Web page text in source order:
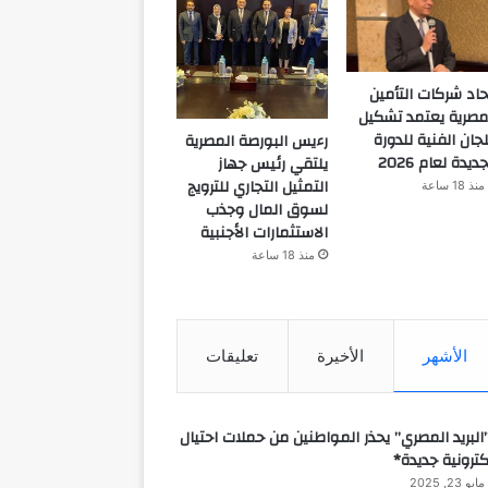
شركات التأمين
يعتمد تشكيل
الفنية للدورة
لعام 2026
منذ 18 ساعة
رءيس البورصة المصرية
يلتقي رئيس جهاز
التمثيل التجاري للترويج
لسوق المال وجذب
الاستثمارات الأجنبية
منذ 18 ساعة
الأشهر الأخيرة تعليقات
المصري” يحذر المواطنين من حملات احتيال
جديدة*
مايو 23, 2025